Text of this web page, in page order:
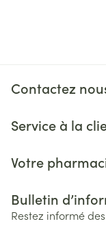
Contactez
Service à la
Votre
Bulletin
Restez informé